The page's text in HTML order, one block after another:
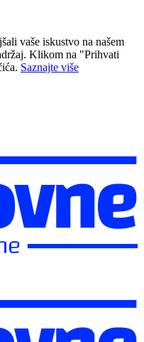
vaše iskustvo na našem
Klikom na "Prihvati
Saznajte više